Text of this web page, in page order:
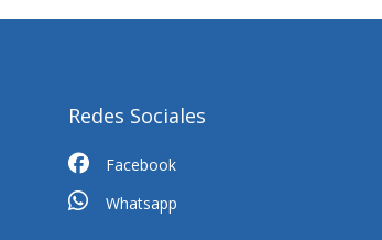
Redes Sociales
Facebook
Whatsapp